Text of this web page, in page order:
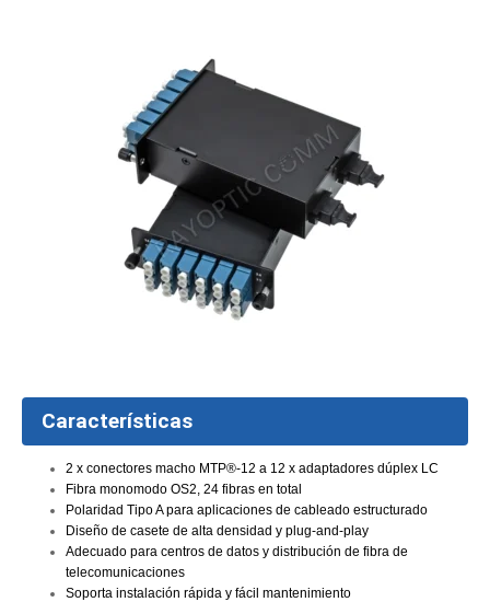
Características
2 x conectores macho MTP®-12 a 12 x adaptadores dúplex LC
Fibra monomodo OS2, 24 fibras en total
Polaridad Tipo A para aplicaciones de cableado estructurado
Diseño de casete de alta densidad y plug-and-play
Adecuado para centros de datos y distribución de fibra de
telecomunicaciones
Soporta instalación rápida y fácil mantenimiento